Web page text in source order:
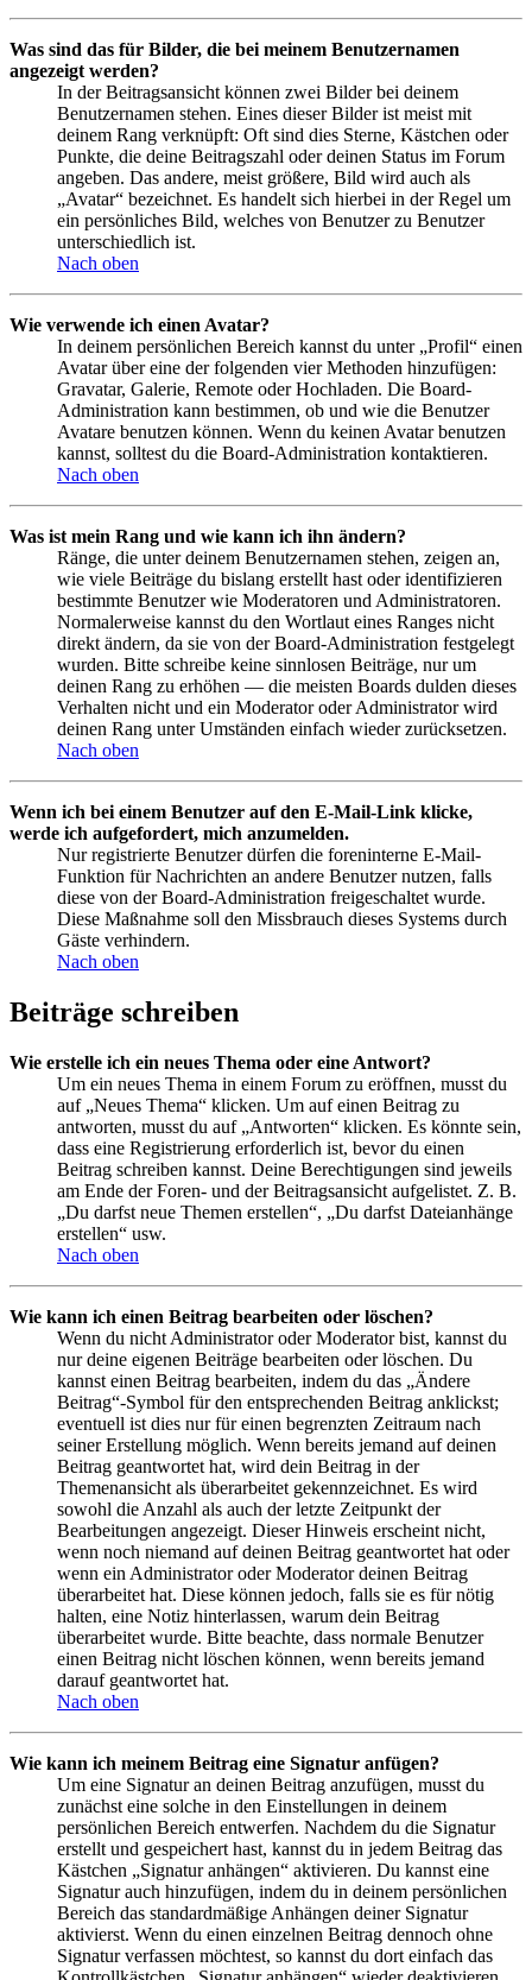
Was sind das für Bilder, die bei meinem Benutzernamen
angezeigt werden?
In der Beitragsansicht können zwei Bilder bei deinem
Benutzernamen stehen. Eines dieser Bilder ist meist mit
deinem Rang verknüpft: Oft sind dies Sterne, Kästchen oder
Punkte, die deine Beitragszahl oder deinen Status im Forum
angeben. Das andere, meist größere, Bild wird auch als
„Avatar“ bezeichnet. Es handelt sich hierbei in der Regel um
ein persönliches Bild, welches von Benutzer zu Benutzer
unterschiedlich ist.
Nach oben
Wie verwende ich einen Avatar?
In deinem persönlichen Bereich kannst du unter „Profil“ einen
Avatar über eine der folgenden vier Methoden hinzufügen:
Gravatar, Galerie, Remote oder Hochladen. Die Board-
Administration kann bestimmen, ob und wie die Benutzer
Avatare benutzen können. Wenn du keinen Avatar benutzen
kannst, solltest du die Board-Administration kontaktieren.
Nach oben
Was ist mein Rang und wie kann ich ihn ändern?
Ränge, die unter deinem Benutzernamen stehen, zeigen an,
wie viele Beiträge du bislang erstellt hast oder identifizieren
bestimmte Benutzer wie Moderatoren und Administratoren.
Normalerweise kannst du den Wortlaut eines Ranges nicht
direkt ändern, da sie von der Board-Administration festgelegt
wurden. Bitte schreibe keine sinnlosen Beiträge, nur um
deinen Rang zu erhöhen — die meisten Boards dulden dieses
Verhalten nicht und ein Moderator oder Administrator wird
deinen Rang unter Umständen einfach wieder zurücksetzen.
Nach oben
Wenn ich bei einem Benutzer auf den E-Mail-Link klicke,
werde ich aufgefordert, mich anzumelden.
Nur registrierte Benutzer dürfen die foreninterne E-Mail-
Funktion für Nachrichten an andere Benutzer nutzen, falls
diese von der Board-Administration freigeschaltet wurde.
Diese Maßnahme soll den Missbrauch dieses Systems durch
Gäste verhindern.
Nach oben
Beiträge schreiben
Wie erstelle ich ein neues Thema oder eine Antwort?
Um ein neues Thema in einem Forum zu eröffnen, musst du
auf „Neues Thema“ klicken. Um auf einen Beitrag zu
antworten, musst du auf „Antworten“ klicken. Es könnte sein,
dass eine Registrierung erforderlich ist, bevor du einen
Beitrag schreiben kannst. Deine Berechtigungen sind jeweils
am Ende der Foren- und der Beitragsansicht aufgelistet. Z. B.
„Du darfst neue Themen erstellen“, „Du darfst Dateianhänge
erstellen“ usw.
Nach oben
Wie kann ich einen Beitrag bearbeiten oder löschen?
Wenn du nicht Administrator oder Moderator bist, kannst du
nur deine eigenen Beiträge bearbeiten oder löschen. Du
kannst einen Beitrag bearbeiten, indem du das „Ändere
Beitrag“-Symbol für den entsprechenden Beitrag anklickst;
eventuell ist dies nur für einen begrenzten Zeitraum nach
seiner Erstellung möglich. Wenn bereits jemand auf deinen
Beitrag geantwortet hat, wird dein Beitrag in der
Themenansicht als überarbeitet gekennzeichnet. Es wird
sowohl die Anzahl als auch der letzte Zeitpunkt der
Bearbeitungen angezeigt. Dieser Hinweis erscheint nicht,
wenn noch niemand auf deinen Beitrag geantwortet hat oder
wenn ein Administrator oder Moderator deinen Beitrag
überarbeitet hat. Diese können jedoch, falls sie es für nötig
halten, eine Notiz hinterlassen, warum dein Beitrag
überarbeitet wurde. Bitte beachte, dass normale Benutzer
einen Beitrag nicht löschen können, wenn bereits jemand
darauf geantwortet hat.
Nach oben
Wie kann ich meinem Beitrag eine Signatur anfügen?
Um eine Signatur an deinen Beitrag anzufügen, musst du
zunächst eine solche in den Einstellungen in deinem
persönlichen Bereich entwerfen. Nachdem du die Signatur
erstellt und gespeichert hast, kannst du in jedem Beitrag das
Kästchen „Signatur anhängen“ aktivieren. Du kannst eine
Signatur auch hinzufügen, indem du in deinem persönlichen
Bereich das standardmäßige Anhängen deiner Signatur
aktivierst. Wenn du einen einzelnen Beitrag dennoch ohne
Signatur verfassen möchtest, so kannst du dort einfach das